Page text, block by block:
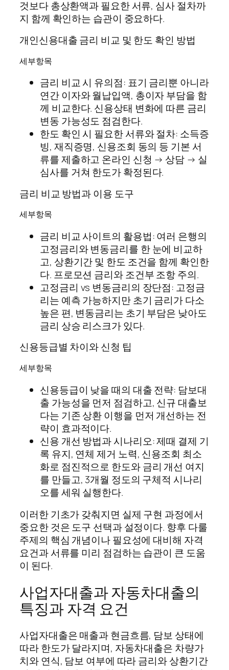
것보다 총상환액과 필요한 서류, 심사 절차까
지 함께 확인하는 습관이 중요하다.
개인신용대출 금리 비교 및 한도 확인 방법
세부항목
금리 비교 시 유의점: 표기 금리뿐 아니라
연간 이자와 월납입액, 총이자 부담을 함
께 비교한다. 신용상태 변화에 따른 금리
변동 가능성도 점검한다.
한도 확인 시 필요한 서류와 절차: 소득증
빙, 재직증명, 신용조회 동의 등 기본 서
류를 제출하고 온라인 신청 → 상담 → 실
심사를 거쳐 한도가 확정된다.
금리 비교 방법과 이용 도구
세부항목
금리 비교 사이트의 활용법: 여러 은행의
고정금리와 변동금리를 한 눈에 비교하
고, 상환기간 및 한도 조건을 함께 확인한
다. 프로모션 금리와 조건부 조항 주의.
고정금리 vs 변동금리의 장단점: 고정금
리는 예측 가능하지만 초기 금리가 다소
높은 편, 변동금리는 초기 부담은 낮아도
금리 상승 리스크가 있다.
신용등급별 차이와 신청 팁
세부항목
신용등급이 낮을 때의 대출 전략: 담보대
출 가능성을 먼저 점검하고, 신규 대출보
다는 기존 상환 이행을 먼저 개선하는 전
략이 효과적이다.
신용 개선 방법과 시나리오: 제때 결제 기
록 유지, 연체 제거 노력, 신용조회 최소
화로 점진적으로 한도와 금리 개선 여지
를 만들고, 3개월 정도의 구체적 시나리
오를 세워 실행한다.
이러한 기초가 갖춰지면 실제 구현 과정에서
중요한 것은 도구 선택과 설정이다. 향후 다룰
주제의 핵심 개념이나 필요성에 대비해 자격
요건과 서류를 미리 점검하는 습관이 큰 도움
이 된다.
사업자대출과 자동차대출의
특징과 자격 요건
사업자대출은 매출과 현금흐름, 담보 상태에
따라 한도가 달라지며, 자동차대출은 차량가
치와 연식, 담보 여부에 따라 금리와 상환기간